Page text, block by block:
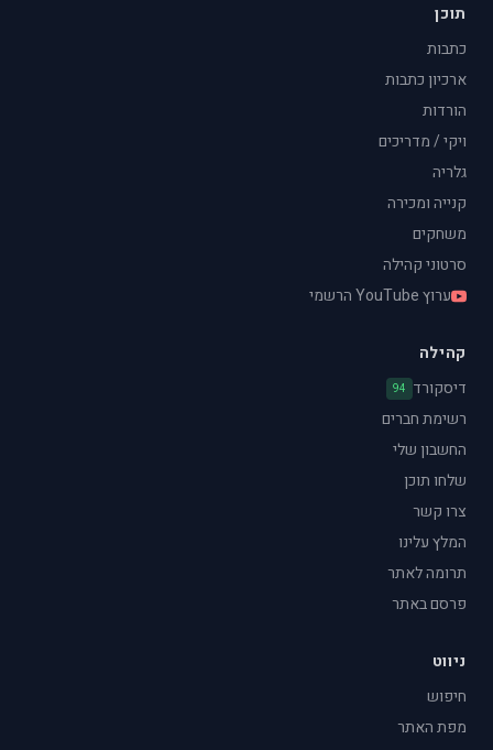
תוכן
כתבות
ארכיון כתבות
הורדות
ויקי / מדריכים
גלריה
קנייה ומכירה
משחקים
סרטוני קהילה
ערוץ YouTube הרשמי
קהילה
דיסקורד 94
רשימת חברים
החשבון שלי
שלחו תוכן
צרו קשר
המלץ עלינו
תרומה לאתר
פרסם באתר
ניווט
חיפוש
מפת האתר